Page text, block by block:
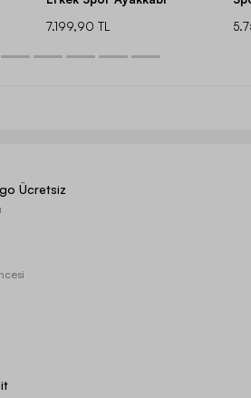
7.199,90 TL
Ücretsiz